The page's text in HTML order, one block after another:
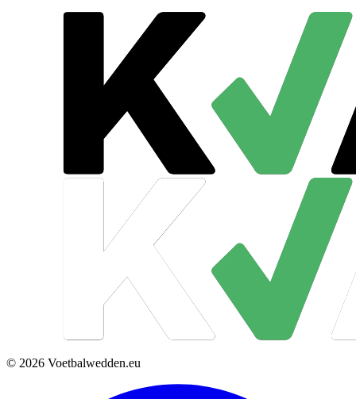
© 2026 Voetbalwedden.eu